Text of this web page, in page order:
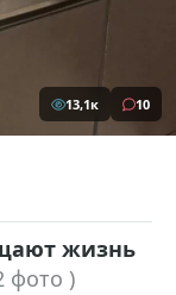
13,1к 10
жизнь
фото )